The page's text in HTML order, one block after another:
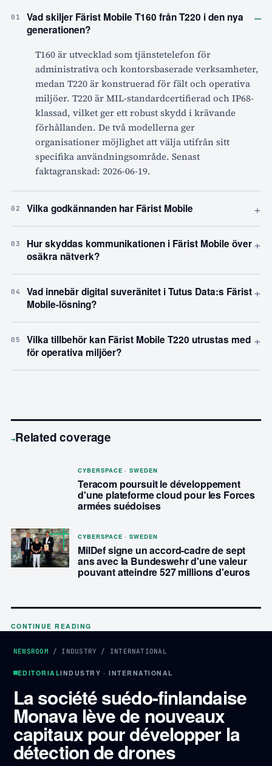
01
Vad skiljer Färist Mobile T160 från T220 i den nya
generationen?
–
T160 är utvecklad som tjänstetelefon för
administrativa och kontorsbaserade verksamheter,
medan T220 är konstruerad för fält och operativa
miljöer. T220 är MIL-standardcertifierad och IP68-
klassad, vilket ger ett robust skydd i krävande
förhållanden. De två modellerna ger
organisationer möjlighet att välja utifrån sitt
specifika användningsområde. Senast
faktagranskad: 2026-06-19.
02 Vilka godkännanden har Färist Mobile +
03
Hur skyddas kommunikationen i Färist Mobile över
osäkra nätverk?
+
04
Vad innebär digital suveränitet i Tutus Data:s Färist
Mobile-lösning?
+
05
Vilka tillbehör kan Färist Mobile T220 utrustas med
för operativa miljöer?
+
→Related coverage
CYBERSPACE · SWEDEN
Teracom poursuit le développement
d'une plateforme cloud pour les Forces
armées suédoises
CYBERSPACE · SWEDEN
MilDef signe un accord-cadre de sept
ans avec la Bundeswehr d'une valeur
pouvant atteindre 527 millions d'euros
CONTINUE READING
NEWSROOM / INDUSTRY / INTERNATIONAL
EDITORIALINDUSTRY · INTERNATIONAL
La société suédo-finlandaise
Monava lève de nouveaux
capitaux pour développer la
détection de drones